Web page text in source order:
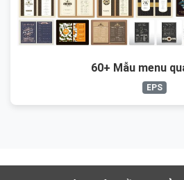
60+ Mẫu menu
EPS